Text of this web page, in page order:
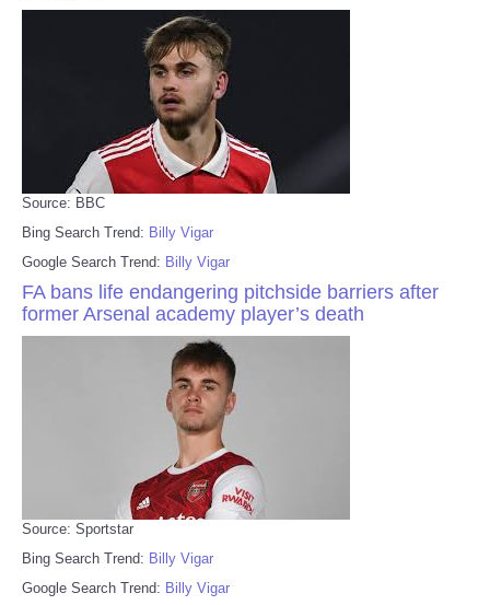
Source: BBC
Bing Search Trend: Billy Vigar
Google Search Trend: Billy Vigar
FA bans life endangering pitchside barriers after
former Arsenal academy player’s death
Source: Sportstar
Bing Search Trend: Billy Vigar
Google Search Trend: Billy Vigar